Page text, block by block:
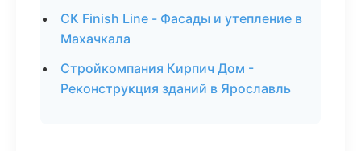
СК Finish Line - Фасады и утепление в
Махачкала
Стройкомпания Кирпич Дом -
Реконструкция зданий в Ярославль